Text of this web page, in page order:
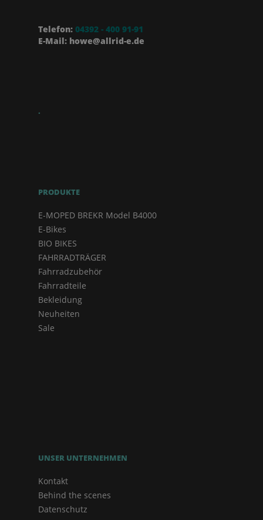
Telefon: 04392 - 400 91-91
E-Mail: howe@allrid-e.de
.
PRODUKTE
E-MOPED BREKR Model B4000
E-Bikes
BIO BIKES
FAHRRADTRÄGER
Fahrradzubehör
Fahrradteile
Bekleidung
Neuheiten
Sale
UNSER UNTERNEHMEN
Kontakt
Behind the scenes
Datenschutz